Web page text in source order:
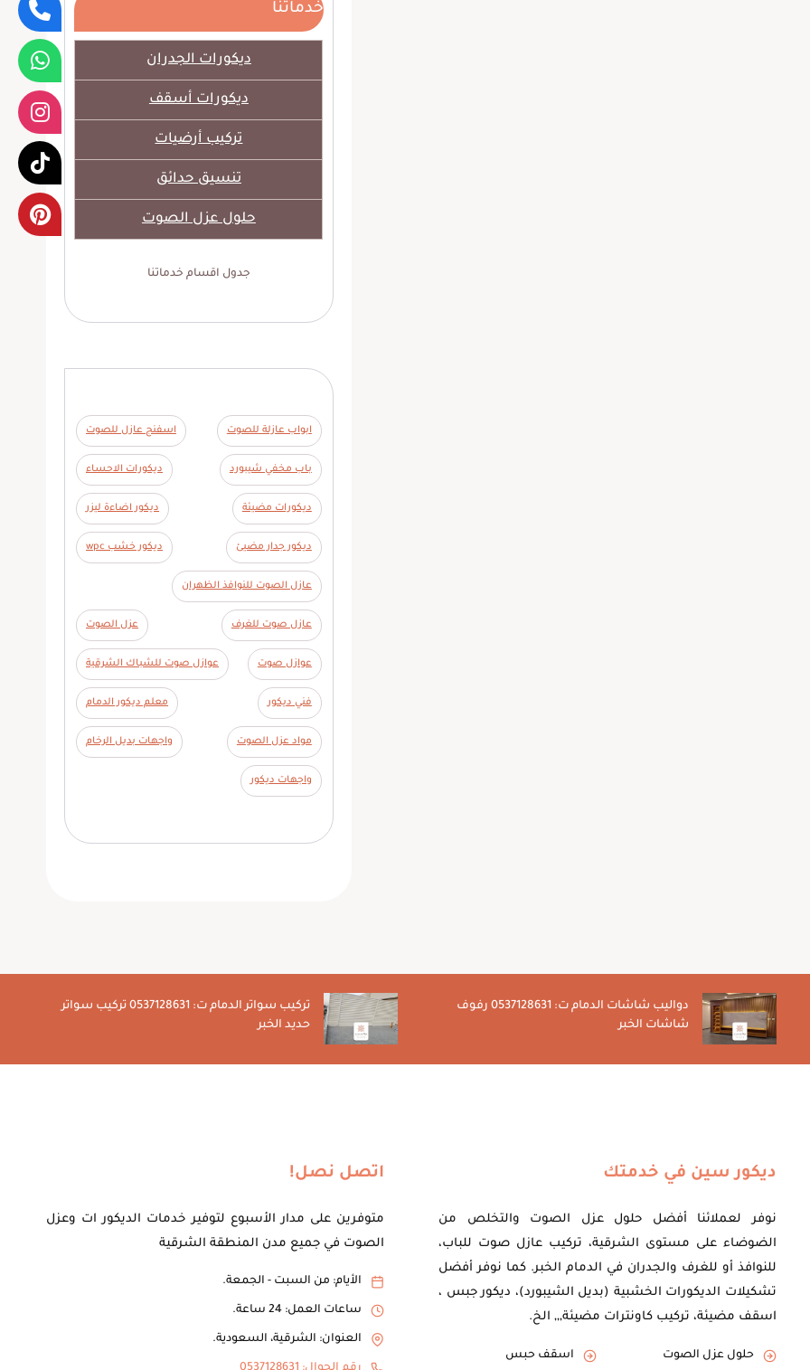
خدماتنا
ديكورات الجدران
ديكورات أسقف
تركيب أرضيات
تنسيق حدائق
حلول عزل الصوت
جدول اقسام خدماتنا
ابواب عازلة للصوت اسفنج عازل للصوت
باب مخفي شيبورد ديكورات الاحساء
ديكورات مضيئة ديكور اضاءة ليزر
ديكور جدار مضيئ ديكور خشب wpc
عازل الصوت للنوافذ الظهران
عازل صوت للغرف عزل الصوت
عوازل صوت عوازل صوت للشباك الشرقية
فني ديكور معلم ديكور الدمام
مواد عزل الصوت واجهات بديل الرخام
واجهات ديكور
دواليب شاشات الدمام ت: 0537128631 رفوف
شاشات الخبر
تركيب سواتر الدمام ت: 0537128631 تركيب سواتر
حديد الخبر
ديكور سين في خدمتك
نوفر لعملائنا أفضل حلول عزل الصوت والتخلص من
الضوضاء على مستوى الشرقية، تركيب عازل صوت للباب،
للنوافذ أو للغرف والجدران في الدمام الخبر. كما نوفر أفضل
تشكيلات الديكورات الخشبية (بديل الشيبورد)، ديكور جبس ،
اسقف مضيئة، تركيب كاونترات مضيئة,,, الخ.
حلول عزل الصوت اسقف حبس
اتصل نصل!
متوفرين على مدار الأسبوع لتوفير خدمات الديكور ات وعزل
الصوت في جميع مدن المنطقة الشرقية
الأيام: من السبت - الجمعة.
ساعات العمل: 24 ساعة.
العنوان: الشرقية، السعودية.